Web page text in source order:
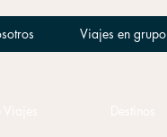
Viajes en grupo